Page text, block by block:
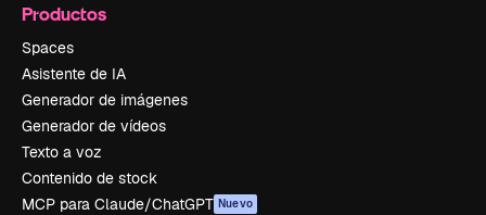
Productos
Spaces
Asistente de IA
Generador de imágenes
Generador de vídeos
Texto a voz
Contenido de stock
MCP para Claude/ChatGPT Nuevo